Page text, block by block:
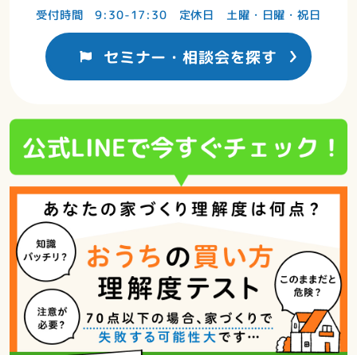
受付時間 9:30-17:30 定休日 土曜・日曜・祝日
セミナー・相談会を探す